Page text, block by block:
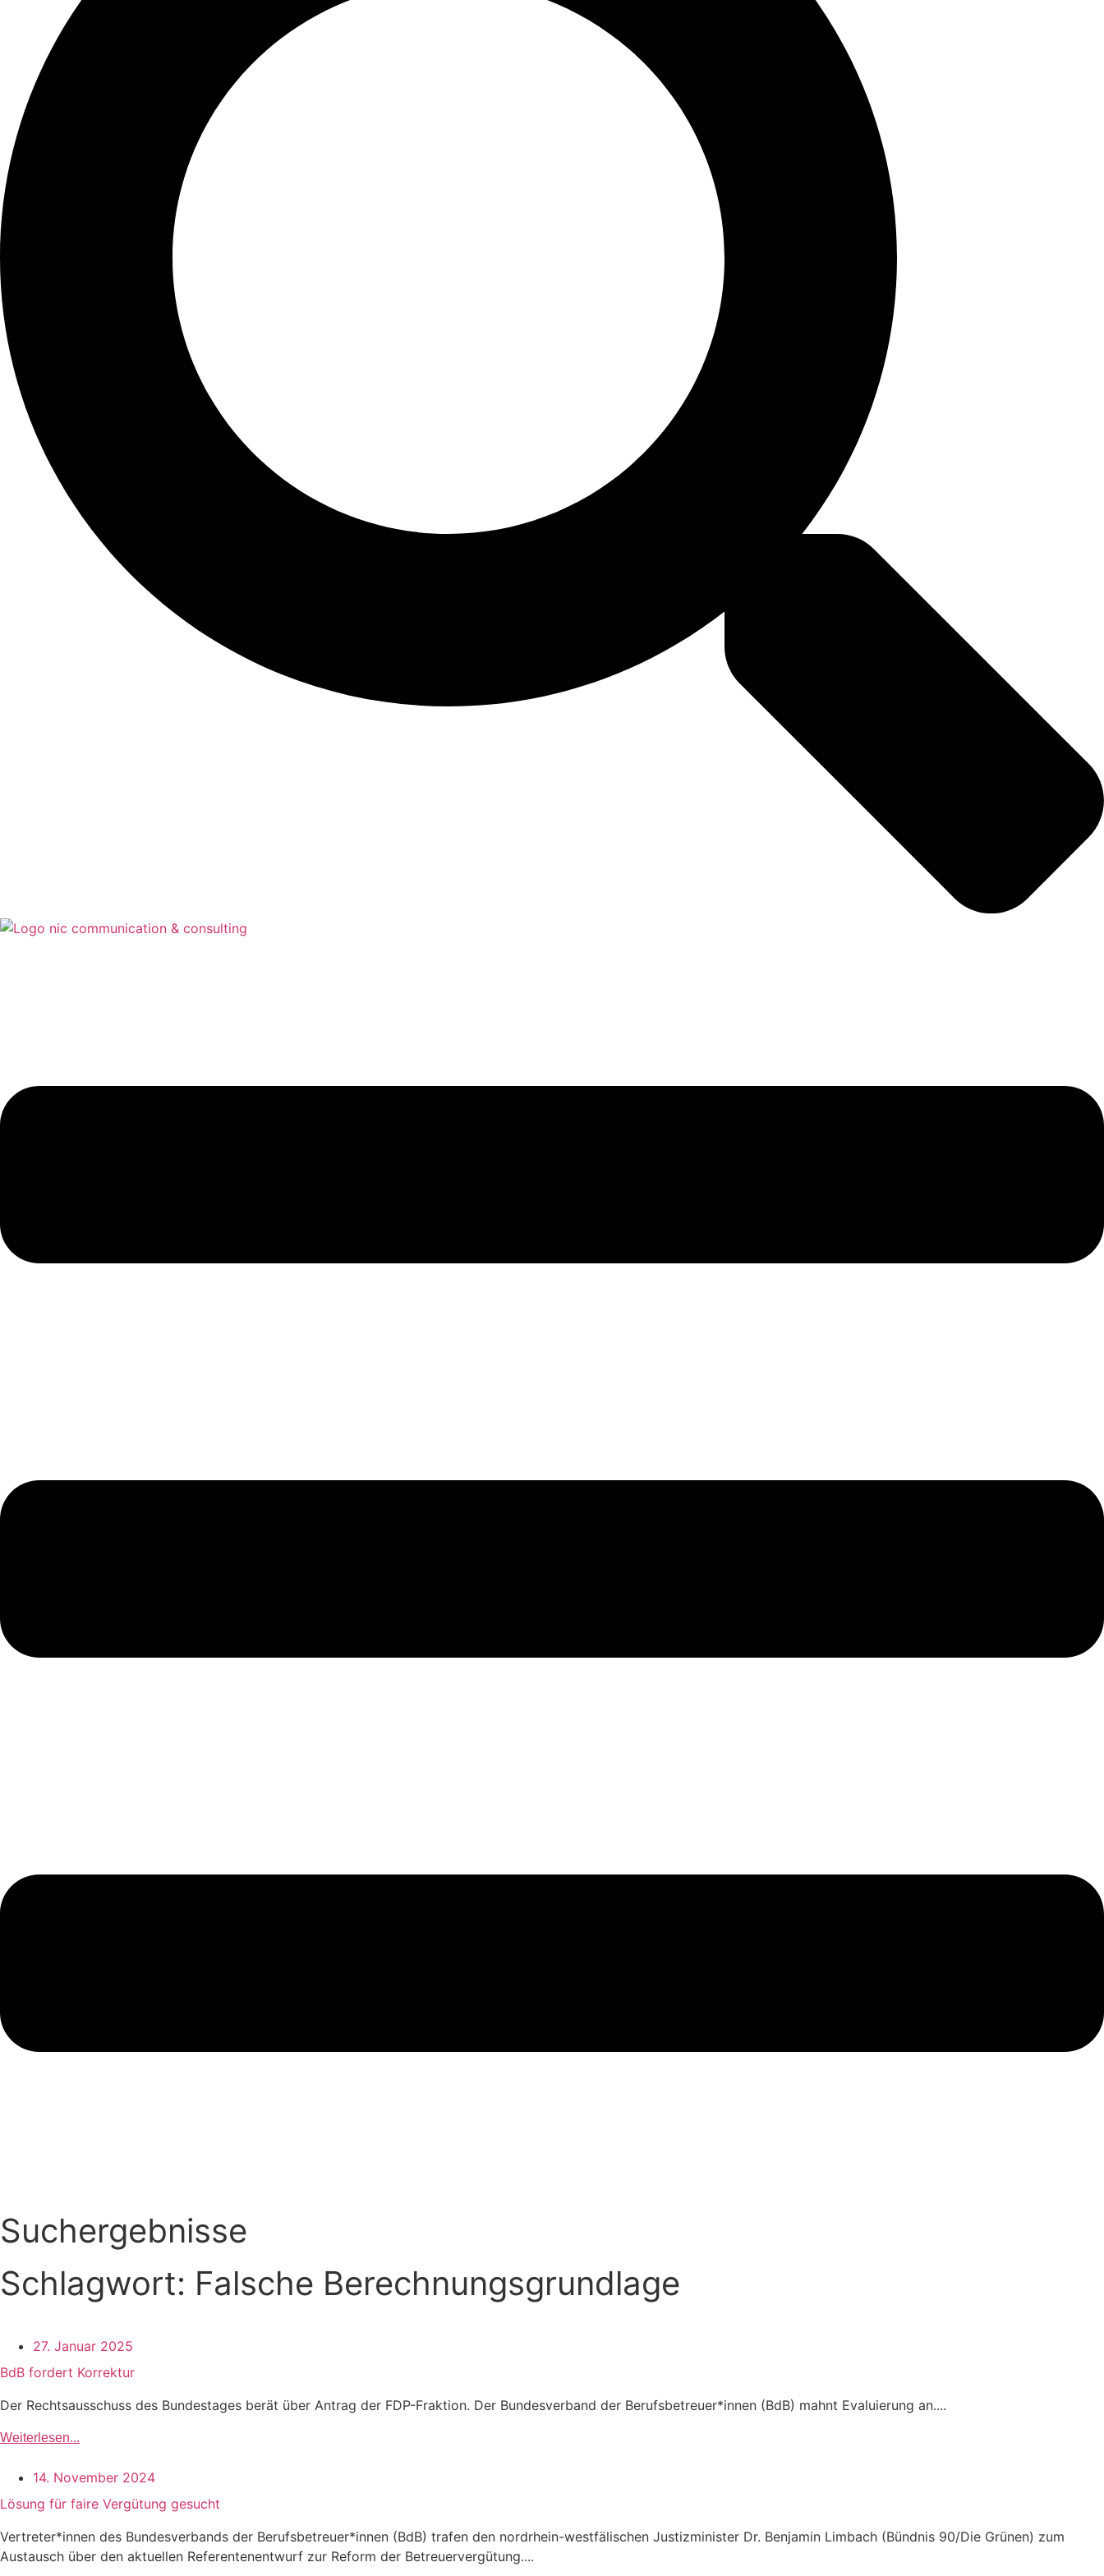
Suchergebnisse
Schlagwort: Falsche Berechnungsgrundlage
27. Januar 2025
BdB fordert Korrektur
Der Rechtsausschuss des Bundestages berät über Antrag der FDP-Fraktion. Der Bundesverband der Berufsbetreuer*innen (BdB) mahnt Evaluierung an....
Weiterlesen...
14. November 2024
Lösung für faire Vergütung gesucht
Vertreter*innen des Bundesverbands der Berufsbetreuer*innen (BdB) trafen den nordrhein-westfälischen Justizminister Dr. Benjamin Limbach (Bündnis 90/Die Grünen) zum
Austausch über den aktuellen Referentenentwurf zur Reform der Betreuervergütung....